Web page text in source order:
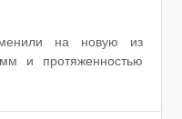
на новую из
и протяженностью